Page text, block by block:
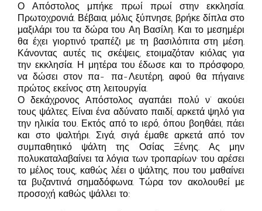
Ο Απόστολος μπήκε πρωί πρωί στην εκκλησία.
Πρωτοχρονιά. Βέβαια, μόλις ξύπνησε, βρήκε δίπλα στο
μαξιλάρι του τα δώρα του Αη Βασίλη. Και το μεσημέρι
θα έχει γιορτινό τραπέζι με τη βασιλόπιτα στη μέση.
Κάνοντας αυτές τις σκέψεις, ετοιμαζόταν κιόλας για
την εκκλησία. Η μητέρα του έδωσε και το πρόσφορο,
να δώσει στον πα- πα-Λευτέρη, αφού θα πήγαινε
πρώτος εκείνος στη λειτουργία.
Ο δεκάχρονος Απόστολος αγαπάει πολύ ν’ ακούει
τους ψάλτες. Είναι ένα αδύνατο παιδί, αρκετά ψηλό για
την ηλικία του. Εκτός από το ιερό, όπου βοηθάει, πάει
και στο ψαλτήρι. Σιγά, σιγά έμαθε αρκετά από τον
συμπαθητικό ψάλτη της Οσίας Ξένης. Ας μην
πολυκαταλαβαίνει τα λόγια των τροπαρίων· του αρέσει
το μέλος τους, καθώς λέει ο ψάλτης, που του μαθαίνει
τα βυζαντινά σημαδόφωνα. Τώρα τον ακολουθεί με
προσοχή καθώς ψάλλει το: